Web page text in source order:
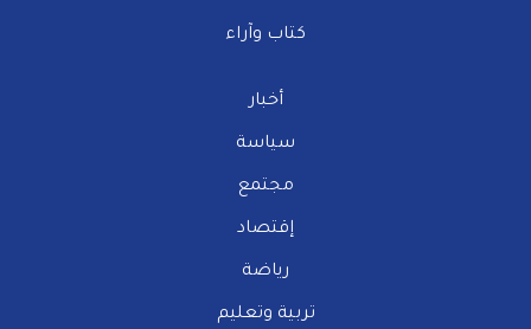
كتاب وآراء
أخبار
سياسة
مجتمع
إقتصاد
رياضة
تربية وتعليم